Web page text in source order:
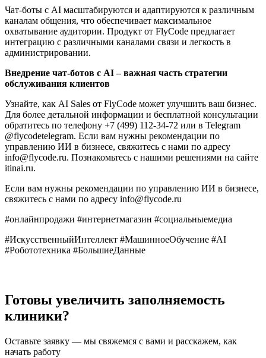
Чат-боты с AI масштабируются и адаптируются к различным
каналам общения, что обеспечивает максимальное
охватывание аудитории. Продукт от FlyCode предлагает
интеграцию с различными каналами связи и легкость в
администрировании.
Внедрение чат-ботов с AI – важная часть стратегии
обслуживания клиентов
Узнайте, как AI Sales от FlyCode может улучшить ваш бизнес.
Для более детальной информации и бесплатной консультации
обратитесь по телефону +7 (499) 112-34-72 или в Telegram
@flycodetelegram. Если вам нужны рекомендации по
управлению ИИ в бизнесе, свяжитесь с нами по адресу
info@flycode.ru. Познакомьтесь с нашими решениями на сайте
itinai.ru.
Если вам нужны рекомендации по управлению ИИ в бизнесе,
свяжитесь с нами по адресу info@flycode.ru
#онлайнпродажи #интернетмагазин #социальныемедиа
#ИскусственныйИнтеллект #МашинноеОбучение #AI
#Робототехника #БольшиеДанные
Готовы увеличить заполняемость
клиники?
Оставьте заявку — мы свяжемся с вами и расскажем, как
начать работу